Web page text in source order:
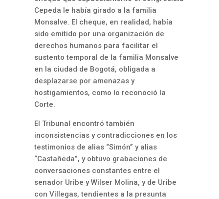
Cepeda le había girado a la familia
Monsalve. El cheque, en realidad, había
sido emitido por una organización de
derechos humanos para facilitar el
sustento temporal de la familia Monsalve
en la ciudad de Bogotá, obligada a
desplazarse por amenazas y
hostigamientos, como lo reconoció la
Corte.
El Tribunal encontró también
inconsistencias y contradicciones en los
testimonios de alias “Simón” y alias
“Castañeda”, y obtuvo grabaciones de
conversaciones constantes entre el
senador Uribe y Wilser Molina, y de Uribe
con Villegas, tendientes a la presunta